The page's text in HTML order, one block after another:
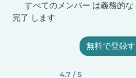
すべてのメンバー は義務的
完了 します
無料で登録
4.7 / 5